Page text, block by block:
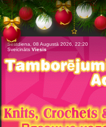
Sestdiena, 08 Augustā 2026, 22:20
SveicinātsViesis